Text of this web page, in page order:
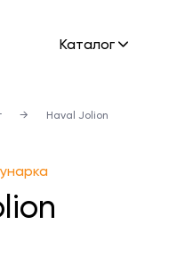
Каталог
→ Haval Jolion